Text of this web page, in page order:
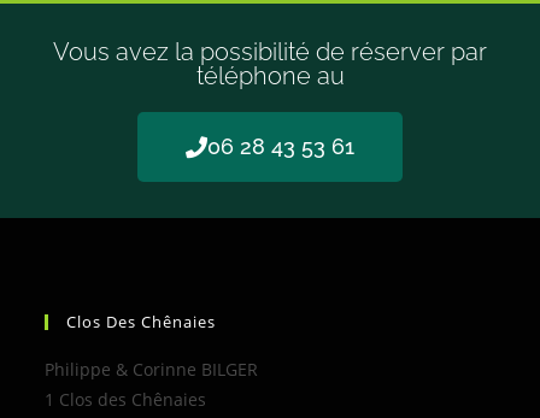
Vous avez la possibilité de réserver par
téléphone au
06 28 43 53 61
Clos Des Chênaies
Philippe & Corinne BILGER
1 Clos des Chênaies